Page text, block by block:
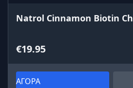
Natrol Cinnamon Biotin Ch
€19.95
ΑΓΟΡΑ